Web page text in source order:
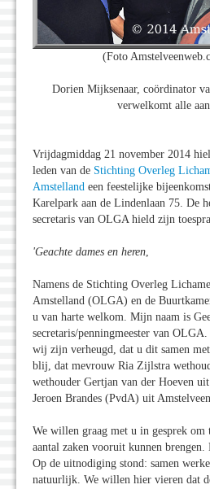
(Foto
Dorien Mijksenaar, coördinator
verwelkomt alle
Vrijdagmiddag 21 november 2014
leden van de Stichting Overleg
Amstelland een feestelijke
Karelpark aan de Lindenlaan 75. De
secretaris van OLGA hield zijn
'Geachte dames en heren,
Namens de Stichting Overleg
Amstelland (OLGA) en de
u van harte welkom. Mijn naam is
secretaris/penningmeester van
wij zijn verheugd, dat u dit samen
blij, dat mevrouw Ria Zijlstra
wethouder Gertjan van der Hoeven
Jeroen Brandes (PvdA) uit
We willen graag met u in gesprek om
aantal zaken vooruit kunnen brengen.
Op de uitnodiging stond: samen
natuurlijk. We willen hier vieren dat